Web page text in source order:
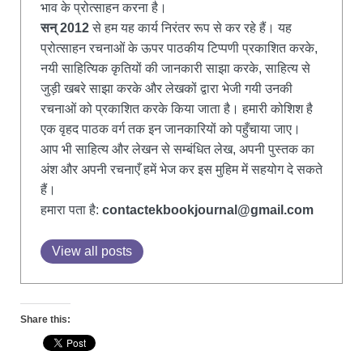
भाव के प्रोत्साहन करना है।
सन् 2012से हम यह कार्य निरंतर रूप से कर रहे हैं। यह
प्रोत्साहन रचनाओं के ऊपर पाठकीय टिप्पणी प्रकाशित करके,
नयी साहित्यिक कृतियों की जानकारी साझा करके, साहित्य से
जुड़ी खबरे साझा करके और लेखकों द्वारा भेजी गयी उनकी
रचनाओं को प्रकाशित करके किया जाता है। हमारी कोशिश है
एक वृहद पाठक वर्ग तक इन जानकारियों को पहुँचाया जाए।
आप भी साहित्य और लेखन से सम्बंधित लेख, अपनी पुस्तक का
अंश और अपनी रचनाएँ हमें भेज कर इस मुहिम में सहयोग दे सकते
हैं।
हमारा पता है: contactekbookjournal@gmail.com
View all posts
Share this: